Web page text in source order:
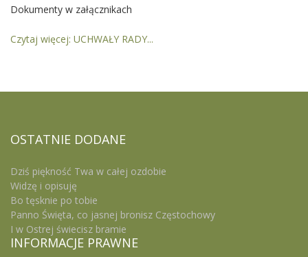
Dokumenty w załącznikach
Czytaj więcej: UCHWAŁY RADY...
OSTATNIE DODANE
Dziś piękność Twa w całej ozdobie
Widzę i opisuję
Bo tęsknie po tobie
Panno Święta, co jasnej bronisz Częstochowy
I w Ostrej świecisz bramie
INFORMACJE PRAWNE